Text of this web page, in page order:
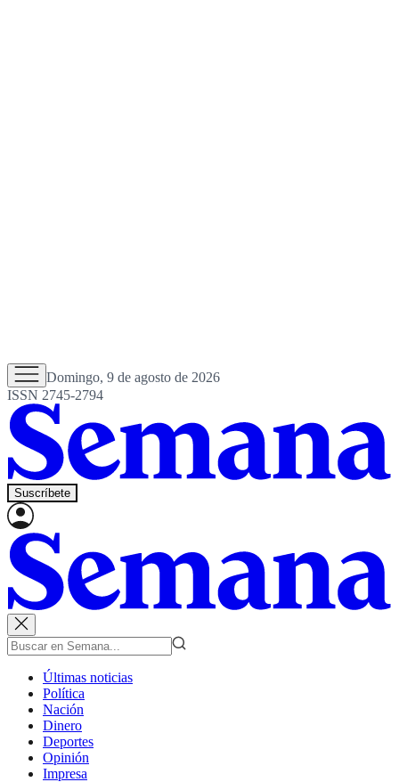
Domingo, 9 de agosto de 2026
ISSN 2745-2794
Suscríbete
Últimas noticias
Política
Nación
Dinero
Deportes
Opinión
Impresa